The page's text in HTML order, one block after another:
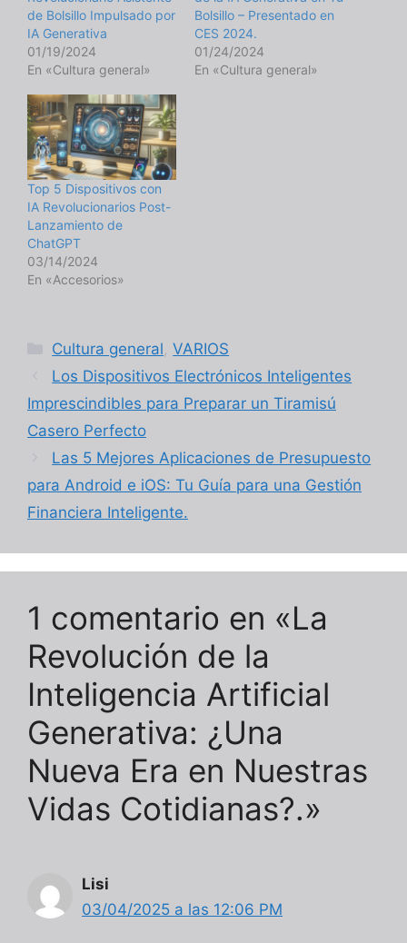
de Bolsillo Impulsado por
IA Generativa
01/19/2024
En «Cultura general»
Bolsillo – Presentado en
CES 2024.
01/24/2024
En «Cultura general»
Top 5 Dispositivos con
IA Revolucionarios Post-
Lanzamiento de
ChatGPT
03/14/2024
En «Accesorios»
Categorías
Cultura general ,VARIOS
Los Dispositivos Electrónicos Inteligentes
Imprescindibles para Preparar un Tiramisú
Casero Perfecto
Las 5 Mejores Aplicaciones de Presupuesto
para Android e iOS: Tu Guía para una Gestión
Financiera Inteligente.
1 comentario en «La
Revolución de la
Inteligencia Artificial
Generativa: ¿Una
Nueva Era en Nuestras
Vidas Cotidianas?.»
Lisi
03/04/2025 a las 12:06 PM